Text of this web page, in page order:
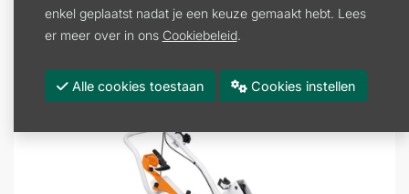
enkel geplaatst nadat je een keuze gemaakt hebt. Lees
er meer over in ons Cookiebeleid.
Alle cookies toestaan Cookies instellen